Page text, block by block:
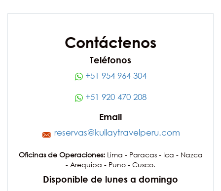
Contáctenos
Teléfonos
+51 954 964 304
+51 920 470 208
Email
reservas@kullaytravelperu.com
Oficinas de Operaciones:Lima - Paracas - Ica - Nazca
- Arequipa - Puno - Cusco.
Disponible de lunes a domingo